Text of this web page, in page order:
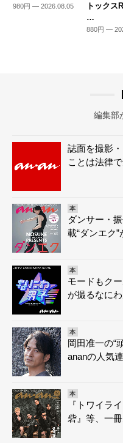
980円 — 2026.08.05
トックス
…
880円 —
編集部
誌面を撮影
ことは法律
本
ダンサー・
載“ダンエク”
本
モードもク
が撮るなに
本
岡田准一の“
ananの人気
本
『トワイラ
砦』等、一